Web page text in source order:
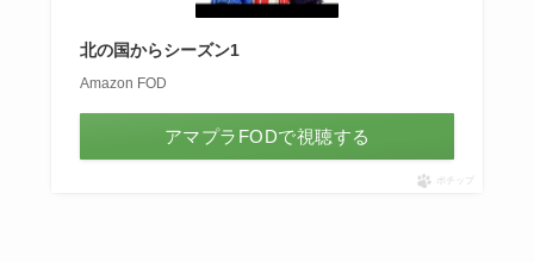
北の国からシーズン1
Amazon FOD
アマプラFODで視聴する
ポチップ